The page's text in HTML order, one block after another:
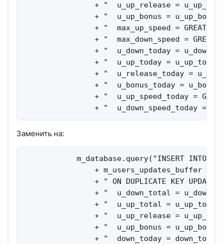
+ "  u_up_release =
+ "  u_up_bonus =
+ "  max_up_speed =
+ "  max_down_speed =
+ "  u_down_today =
+ "  u_up_today =
+ "  u_release_today =
+ "  u_bonus_today =
+ "  u_up_speed_today =
+ "  u_down_speed_today =
Заменить на:
m_database.query("INSERT INTO "
                + m_users_updates_buffer
                + " ON DUPLICATE KEY UPDATE"
+ "  u_down_total =
+ "  u_up_total =
+ "  u_up_release =
+ "  u_up_bonus =
+ "  down_today =